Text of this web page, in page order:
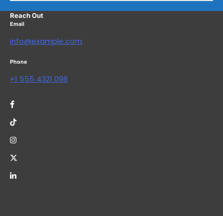
Reach Out
Email
info@example.com
Phone
+1 555 4321 098